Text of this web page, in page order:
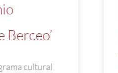
Berceo’
cultural